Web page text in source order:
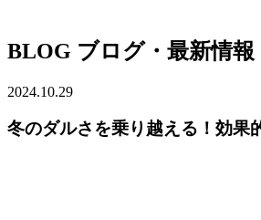
BLOG ブログ・最新情報
2024.10.29
冬のダルさを乗り越える！効果